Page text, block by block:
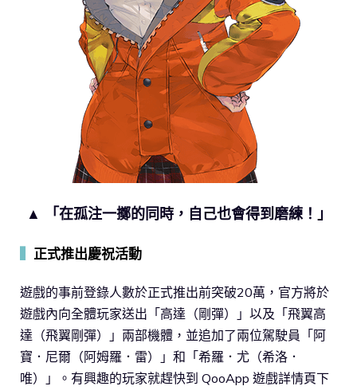
▲ 「在孤注一擲的同時，自己也會得到磨練！」
正式推出慶祝活動
遊戲的事前登錄人數於正式推出前突破20萬，官方將於
遊戲內向全體玩家送出「高達（剛彈）」以及「飛翼高
達（飛翼剛彈）」兩部機體，並追加了兩位駕駛員「阿
寶．尼爾（阿姆羅．雷）」和「希羅．尤（希洛．
唯）」。有興趣的玩家就趕快到 QooApp 遊戲詳情頁下